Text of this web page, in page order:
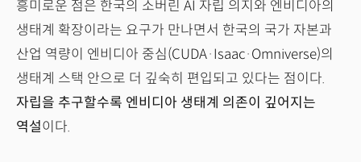
흥미로운 점은 한국의 소버린 AI 자립 의지와 엔비디아의
생태계 확장이라는 요구가 만나면서 한국의 국가 자본과
산업 역량이 엔비디아 중심(CUDA·Isaac·Omniverse)의
생태계 스택 안으로 더 깊숙히 편입되고 있다는 점이다.
자립을 추구할수록 엔비디아 생태계 의존이 깊어지는
역설이다.